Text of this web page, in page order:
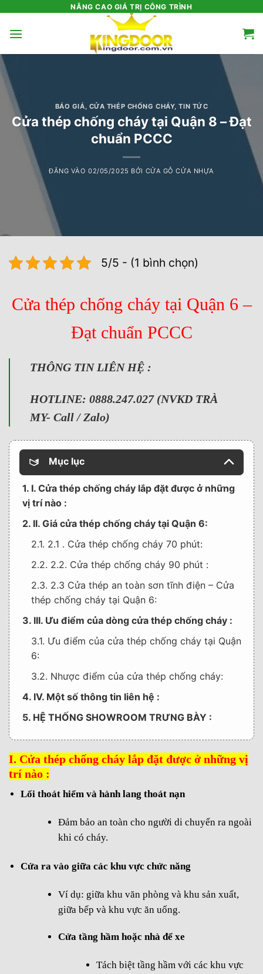
nội
NÂNG CAO GIÁ TRỊ CÔNG TRÌNH
BÁO GIÁ CỬA THÉP CHỐNG CHÁY,TIN TỨC
Cửa thép chống cháy tại Quận 8 – Đạt
chuẩn PCCC
ĐĂNG VÀO02/05/2025 BỞI CỬA GỖ CỬA NHỰA
5/5 - (1 bình chọn)
Cửa thép chống cháy tại Quận 6 –
Đạt chuẩn PCCC
THÔNG TIN LIÊN HỆ :
HOTLINE: 0888.247.027 (NVKD TRÀ
MY- Call / Zalo)
Mục lục
1. I. Cửa thép chống cháy lắp đặt được ở những
vị trí nào :
2. II. Giá cửa thép chống cháy tại Quận 6:
2.1. 2.1 . Cửa thép chống cháy 70 phút:
2.2. 2.2. Cửa thép chống cháy 90 phút :
2.3. 2.3 Cửa thép an toàn sơn tĩnh điện – Cửa
thép chống cháy tại Quận 6:
3. III. Ưu điểm của dòng cửa thép chống cháy :
3.1. Ưu điểm của cửa thép chống cháy tại Quận
6:
3.2. Nhược điểm của cửa thép chống cháy:
4. IV. Một số thông tin liên hệ :
5. HỆ THỐNG SHOWROOM TRƯNG BÀY :
I. Cửa thép chống cháy lắp đặt được ở những vị
trí nào :
Lối thoát hiểm và hành lang thoát nạn
Đảm bảo an toàn cho người di chuyển ra ngoài
khi có cháy.
Cửa ra vào giữa các khu vực chức năng
Ví dụ: giữa khu văn phòng và khu sản xuất,
giữa bếp và khu vực ăn uống.
Cửa tầng hầm hoặc nhà để xe
Tách biệt tầng hầm với các khu vực